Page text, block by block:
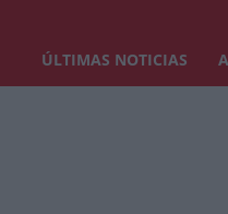
ÚLTIMAS NOTICIAS